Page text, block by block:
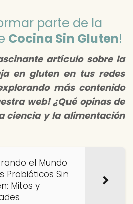
parte de la
Cocina Sin Gluten!
artículo sobre la
en glutenen tus redes
más contenido
web! ¿Qué opinas de
ciencia y la alimentación
el Mundo
Probióticos Sin
Mitos y